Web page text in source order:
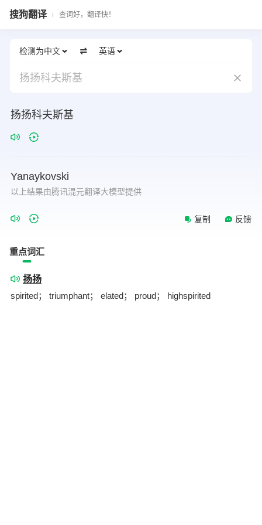
搜狗翻译 查词好，翻译快！
检测为中文 英语
扬扬科夫斯基
扬扬科夫斯基
Yanaykovski
以上结果由腾讯混元翻译大模型提供
复制 反馈
重点词汇
扬扬
spirited； triumphant； elated； proud； highspirited